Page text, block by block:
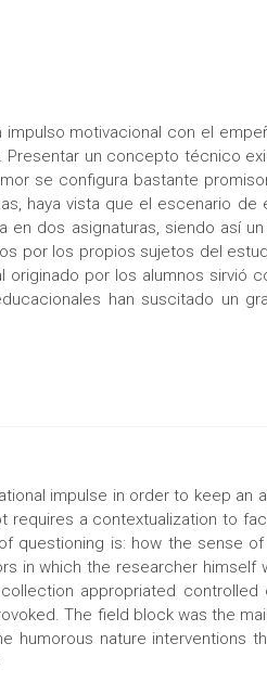
motivacional con el
un concepto técnico
se configura bastante
haya vista que el escenario
dos asignaturas, siendo así
por los propios sujetos del
por los alumnos sirvió
han suscitado un
impulse in order to keep
a contextualization to
questioning is: how the sense
in which the researcher
appropriated
The field block was the
nature interventions